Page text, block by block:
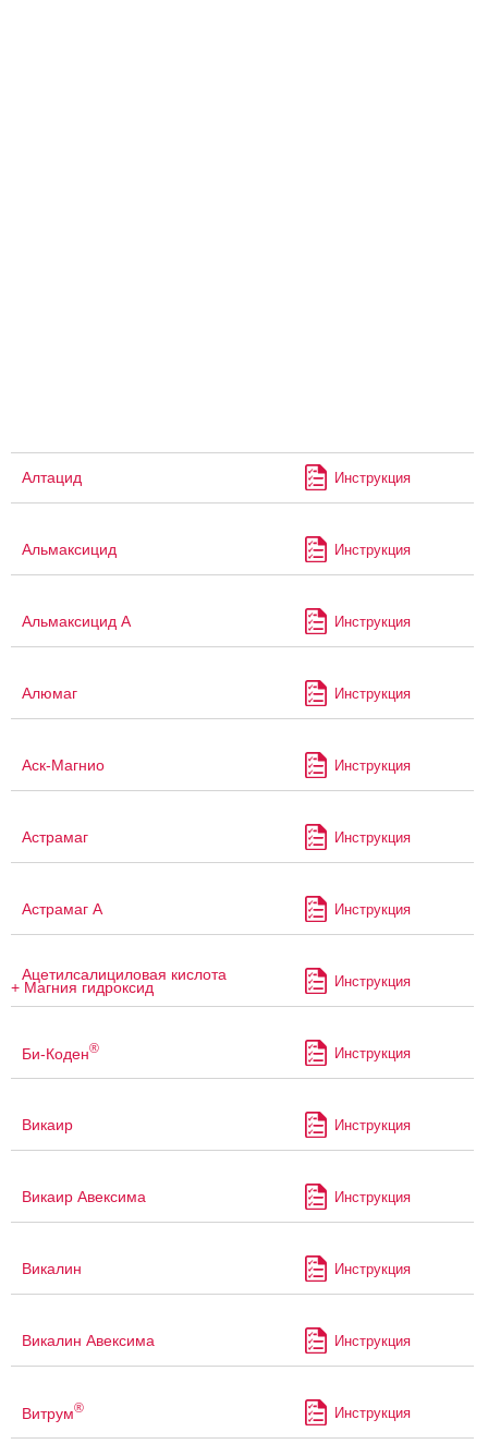
Алтацид Инструкция
Альмаксицид Инструкция
Альмаксицид А Инструкция
Алюмаг Инструкция
Аск-Магнио Инструкция
Астрамаг Инструкция
Астрамаг А Инструкция
Ацетилсалициловая кислота
+ Магния гидроксид Инструкция
Би-Коден® Инструкция
Викаир Инструкция
Викаир Авексима Инструкция
Викалин Инструкция
Викалин Авексима Инструкция
Витрум® Инструкция